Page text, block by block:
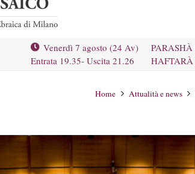
Venerdì 7 agosto (24 Av)
Entrata 19.35- Uscita 21.26
PARASHÀ
HAFTARÀ
Home Attualità e news